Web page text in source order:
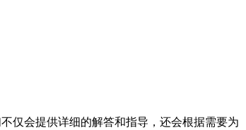
仅会提供详细的解答和指导，还会根据需要为